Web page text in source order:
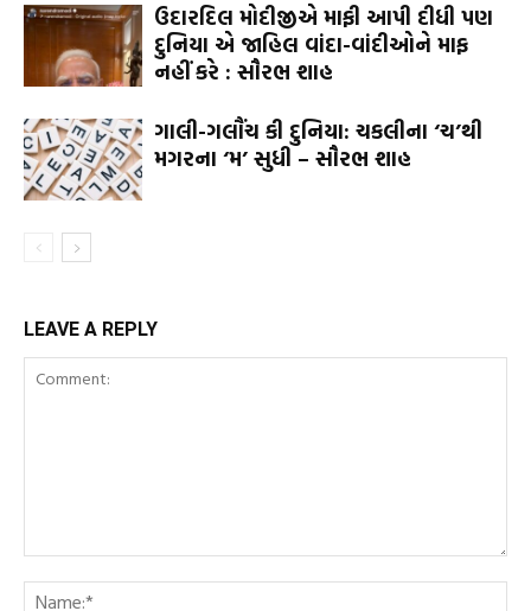
ઉદારદિલ મોદીજીએ માફી આપી દીધી પણ
દુનિયા એ જાહિલ વાંદા-વાંદીઓને માફ
નહીં કરે : સૌરભ શાહ
ગાલી-ગલૌંચ કી દુનિયા: ચકલીના ‘ચ’થી
મગરના ‘મ’ સુધી – સૌરભ શાહ
LEAVE A REPLY